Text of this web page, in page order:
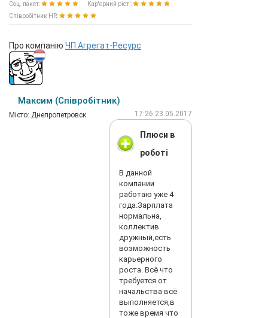
Соц. пакет:
Кар'єрний ріст :
Співробітник HR:
Про компанію ЧП Агрегат-Ресурс
Максим (Співробітник)
Мiсто: Днепропетровск 17:26 23.05.2017
Плюси в
роботі
В данной
компании
работаю уже 4
года.Зарплата
нормальна,
коллектив
дружный,есть
возможность
карьерного
роста. Всё что
требуется от
начальства всё
выполняется,в
тоже время что